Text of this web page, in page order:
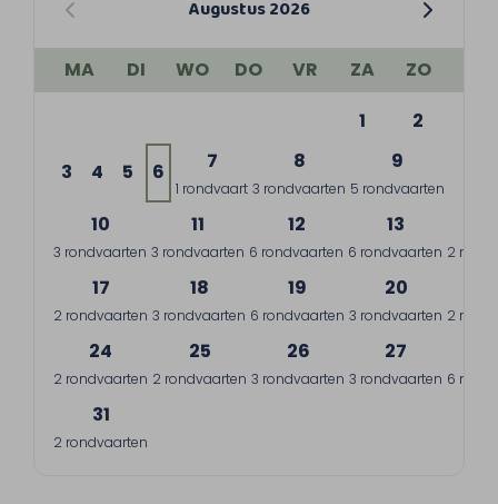
Augustus 2026
MA DI WO DO VR ZA
ZO
1
2
3 4 5 6 7
1 rondvaart
8
3 rondvaarten
9
5 rondvaarten
10
3 rondvaarten
11
3 rondvaarten
12
6 rondvaarten
13
6 rondvaarten 2
17
2 rondvaarten
18
3 rondvaarten
19
6 rondvaarten
20
3 rondvaarten 2
24
2 rondvaarten
25
2 rondvaarten
26
3 rondvaarten
27
3 rondvaarten 6
31
2 rondvaarten